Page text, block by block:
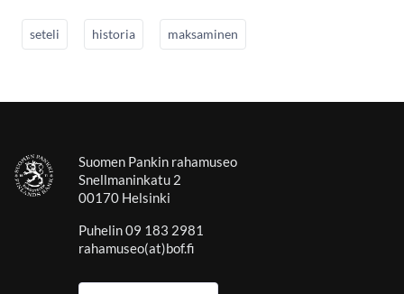
seteli historia maksaminen
Suomen Pankin rahamuseo
Snellmaninkatu 2
00170 Helsinki
Puhelin 09 183 2981
rahamuseo(at)bof.fi